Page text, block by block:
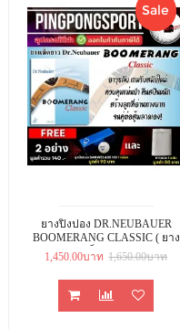
Sale
ยางปิงปอง DR.NEUBAUER
BOOMERANG CLASSIC ( ยาง
เม็ดยาว )
1,450.00บาท 1,650.00บาท